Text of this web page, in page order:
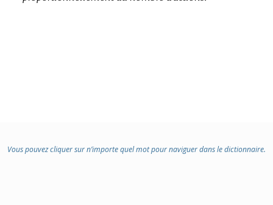
Vous pouvez cliquer sur n’importe quel mot pour naviguer dans le dictionnaire.